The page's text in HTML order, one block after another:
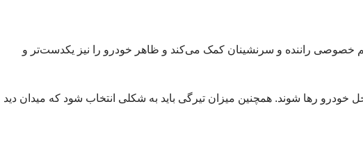
خصوصی راننده و سرنشینان کمک می‌کند و ظاهر خودرو را نیز یکدست‌تر و
خودرو رها شوند. همچنین میزان تیرگی باید به شکلی انتخاب شود که میدان دید